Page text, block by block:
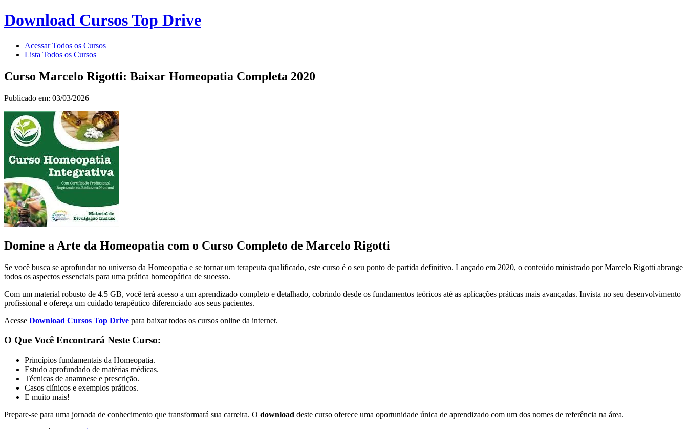
Download Cursos Top Drive
Acessar Todos os Cursos
Lista Todos os Cursos
Curso Marcelo Rigotti: Baixar Homeopatia Completa 2020
Publicado em: 03/03/2026
Domine a Arte da Homeopatia com o Curso Completo de Marcelo Rigotti
Se você busca se aprofundar no universo da Homeopatia e se tornar um terapeuta qualificado, este curso é o seu ponto de partida definitivo. Lançado em 2020, o conteúdo ministrado por Marcelo Rigotti abrange
todos os aspectos essenciais para uma prática homeopática de sucesso.
Com um material robusto de 4.5 GB, você terá acesso a um aprendizado completo e detalhado, cobrindo desde os fundamentos teóricos até as aplicações práticas mais avançadas. Invista no seu desenvolvimento
profissional e ofereça um cuidado terapêutico diferenciado aos seus pacientes.
Acesse Download Cursos Top Drive para baixar todos os cursos online da internet.
O Que Você Encontrará Neste Curso:
Princípios fundamentais da Homeopatia.
Estudo aprofundado de matérias médicas.
Técnicas de anamnese e prescrição.
Casos clínicos e exemplos práticos.
E muito mais!
Prepare-se para uma jornada de conhecimento que transformará sua carreira. O download deste curso oferece uma oportunidade única de aprendizado com um dos nomes de referência na área.